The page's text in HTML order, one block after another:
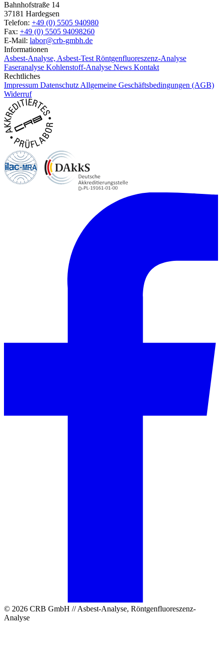
Bahnhofstraße 14
37181 Hardegsen
Telefon: +49 (0) 5505 940980
Fax: +49 (0) 5505 94098260
E-Mail: labor@crb-gmbh.de
Informationen
Asbest-Analyse, Asbest-Test Röntgenfluoreszenz-Analyse
Faseranalyse Kohlenstoff-Analyse News Kontakt
Rechtliches
Impressum Datenschutz Allgemeine Geschäftsbedingungen (AGB)
Widerruf
© 2026 CRB GmbH // Asbest-Analyse, Röntgenfluoreszenz-
Analyse